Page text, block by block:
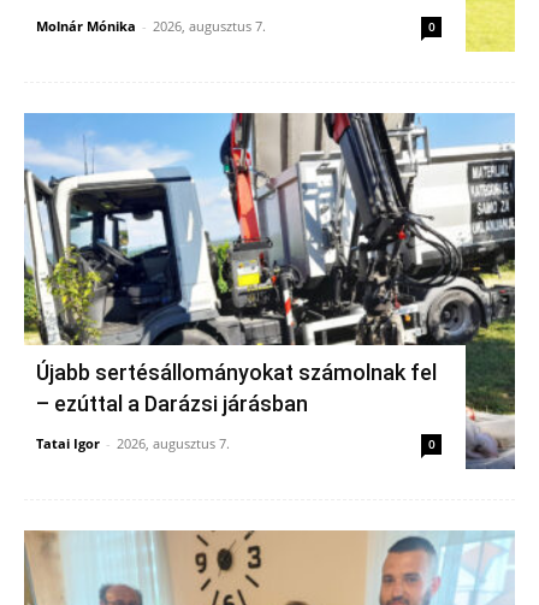
Molnár Mónika - 2026, augusztus 7. 0
Újabb sertésállományokat számolnak fel
– ezúttal a Darázsi járásban
Tatai Igor - 2026, augusztus 7. 0